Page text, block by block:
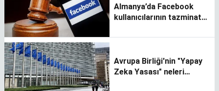
Almanya’da Facebook
kullanıcılarının tazminat
Avrupa Birliği'nin "Yapay
Zeka Yasası" neleri